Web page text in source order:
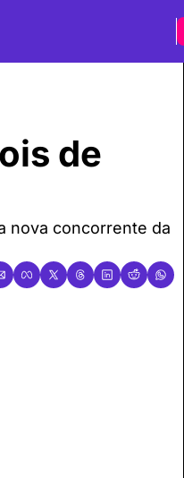
de
nova concorrente da